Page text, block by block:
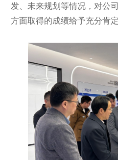
发、未来规划等情况，对公
方面取得的成绩给予充分肯定